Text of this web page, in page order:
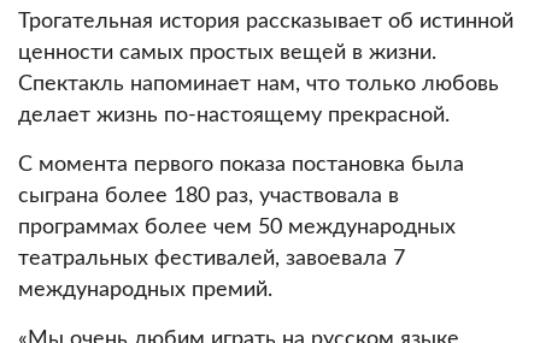
Трогательная история рассказывает об истинной
ценности самых простых вещей в жизни.
Спектакль напоминает нам, что только любовь
делает жизнь по-настоящему прекрасной.
С момента первого показа постановка была
сыграна более 180 раз, участвовала в
программах более чем 50 международных
театральных фестивалей, завоевала 7
международных премий.